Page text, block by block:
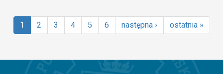
1 2 3 4 5 6 następna › ostatnia »